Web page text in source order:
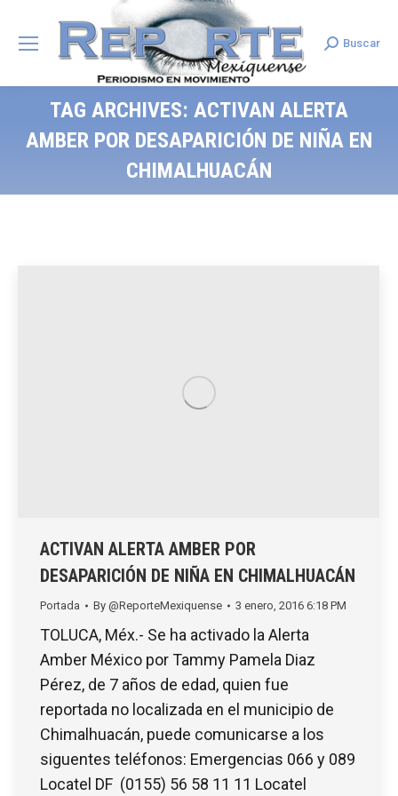
Search:
Buscar
TAG ARCHIVES: ACTIVAN ALERTA
AMBER POR DESAPARICIÓN DE NIÑA EN
CHIMALHUACÁN
ACTIVAN ALERTA AMBER POR
DESAPARICIÓN DE NIÑA EN CHIMALHUACÁN
Portada By @ReporteMexiquense 3 enero, 2016 6:18 PM
TOLUCA, Méx.- Se ha activado la Alerta
Amber México por Tammy Pamela Diaz
Pérez, de 7 años de edad, quien fue
reportada no localizada en el municipio de
Chimalhuacán, puede comunicarse a los
siguentes teléfonos: Emergencias 066 y 089
Locatel DF (0155) 56 58 11 11 Locatel